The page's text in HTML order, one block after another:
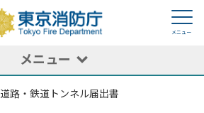
道路・鉄道トンネル届出書
メニュー